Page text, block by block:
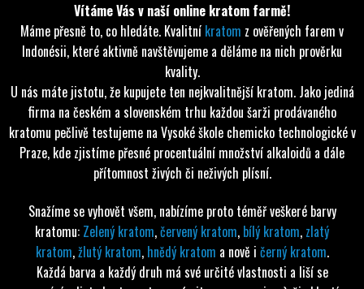
Vítáme Vás v naší online kratom farmě!
Máme přesně to, co hledáte. Kvalitní kratom z ověřených farem v
Indonésii, které aktivně navštěvujeme a děláme na nich prověrku
kvality.
U nás máte jistotu, že kupujete ten nejkvalitnější kratom. Jako jediná
firma na českém a slovenském trhu každou šarži prodávaného
kratomu pečlivě testujeme na Vysoké škole chemicko technologické v
Praze, kde zjistíme přesné procentuální množství alkaloidů a dále
přítomnost živých či neživých plísní.
Snažíme se vyhovět všem, nabízíme proto téměř veškeré barvy
kratomu: Zelený kratom,červený kratom, bílý kratom, zlatý
kratom,žlutý kratom, hnědý kratom a nově i černý kratom.
Každá barva a každý druh má své určité vlastnosti a liší se